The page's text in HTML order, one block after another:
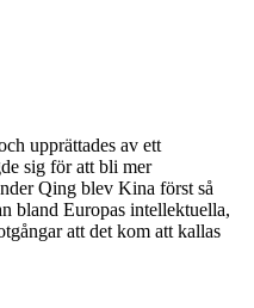
upprättades av ett
sig för att bli mer
Qing blev Kina först så
bland Europas intellektuella,
att det kom att kallas